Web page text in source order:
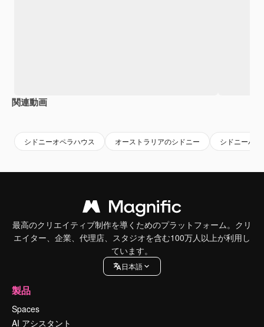
関連動画
シドニーオペラハウス オーストラリアのシドニー シドニーハ
最高のクリエイティブ制作を導くためのプラットフォーム。クリ
エイター、企業、代理店、スタジオを含む100万人以上が利用し
ています。
日本語
製品
Spaces
AI アシスタント